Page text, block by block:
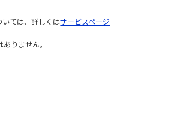
いては、詳しくはサービスページ
りません。